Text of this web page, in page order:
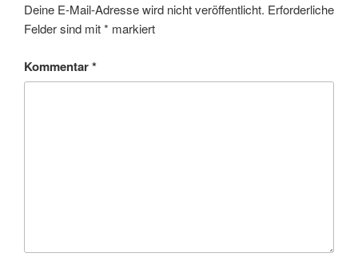
Deine E-Mail-Adresse wird nicht veröffentlicht. Erforderliche
Felder sind mit* markiert
Kommentar*